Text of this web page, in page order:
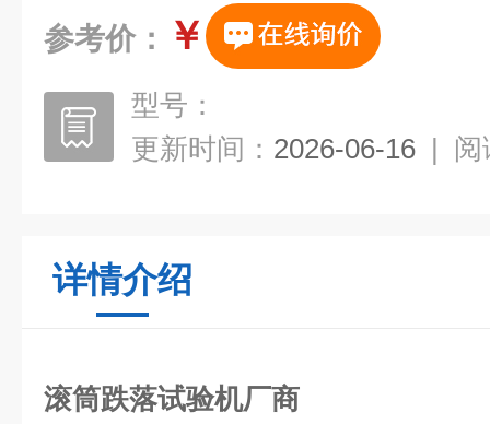
参考价： ￥
型号：
更新时间： 2026-06-16 | 阅
详情介绍
滚筒跌落试验机厂商